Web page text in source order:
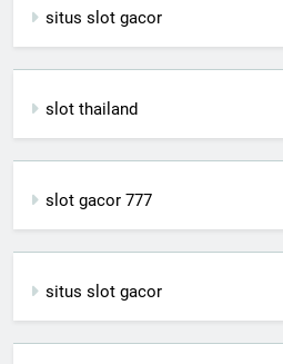
situs slot gacor
slot thailand
slot gacor 777
situs slot gacor